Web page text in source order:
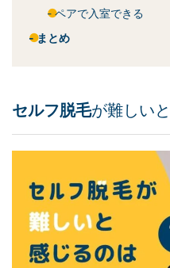
ペアで入室できる
まとめ
セルフ脱毛が難しい